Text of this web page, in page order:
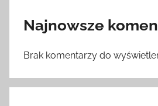
Najnowsze
Brak komentarzy do